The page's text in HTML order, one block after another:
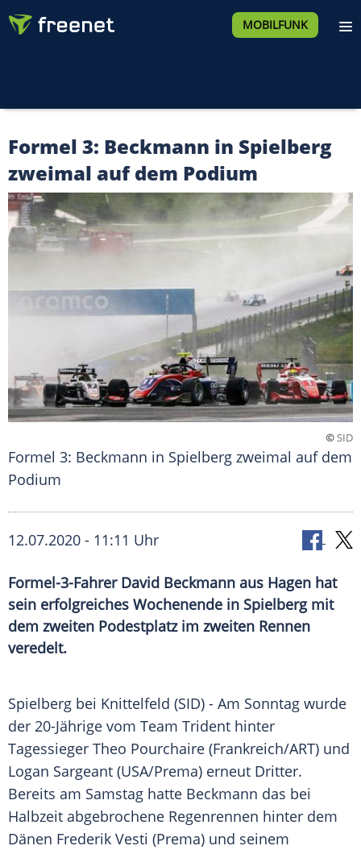
MOBILFUNK
Formel 3: Beckmann in Spielberg
zweimal auf dem Podium
©SID
Formel 3: Beckmann in Spielberg zweimal auf dem
Podium
12.07.2020 - 11:11 Uhr
Formel-3-Fahrer David Beckmann aus Hagen hat
sein erfolgreiches Wochenende in Spielberg mit
dem zweiten Podestplatz im zweiten Rennen
veredelt.
Spielberg bei Knittelfeld (SID) - Am Sonntag wurde
der 20-Jährige vom Team Trident hinter
Tagessieger Theo Pourchaire (Frankreich/ART) und
Logan Sargeant (USA/Prema) erneut Dritter.
Bereits am Samstag hatte Beckmann das bei
Halbzeit abgebrochene Regenrennen hinter dem
Dänen Frederik Vesti (Prema) und seinem